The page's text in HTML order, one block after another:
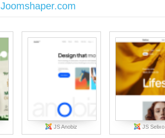
Joomshaper.com
JS Anobiz JS Selixo